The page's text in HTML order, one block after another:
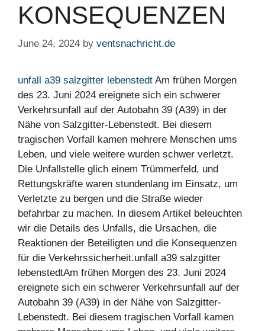
KONSEQUENZEN
June 24, 2024 by ventsnachricht.de
unfall a39 salzgitter lebenstedt Am frühen Morgen
des 23. Juni 2024 ereignete sich ein schwerer
Verkehrsunfall auf der Autobahn 39 (A39) in der
Nähe von Salzgitter-Lebenstedt. Bei diesem
tragischen Vorfall kamen mehrere Menschen ums
Leben, und viele weitere wurden schwer verletzt.
Die Unfallstelle glich einem Trümmerfeld, und
Rettungskräfte waren stundenlang im Einsatz, um
Verletzte zu bergen und die Straße wieder
befahrbar zu machen. In diesem Artikel beleuchten
wir die Details des Unfalls, die Ursachen, die
Reaktionen der Beteiligten und die Konsequenzen
für die Verkehrssicherheit.unfall a39 salzgitter
lebenstedtAm frühen Morgen des 23. Juni 2024
ereignete sich ein schwerer Verkehrsunfall auf der
Autobahn 39 (A39) in der Nähe von Salzgitter-
Lebenstedt. Bei diesem tragischen Vorfall kamen